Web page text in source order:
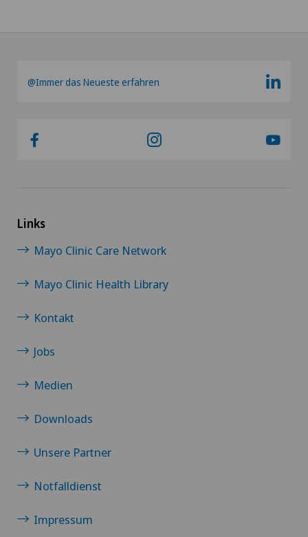
@Immer das Neueste erfahren
Links
Mayo Clinic Care Network
Mayo Clinic Health Library
Kontakt
Jobs
Medien
Downloads
Unsere Partner
Notfalldienst
Impressum